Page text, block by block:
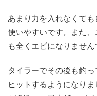
あまり力を入れなくて
使いやすいです。また
も全くエビになりません
タイラーでその後も釣
ヒットするようになり